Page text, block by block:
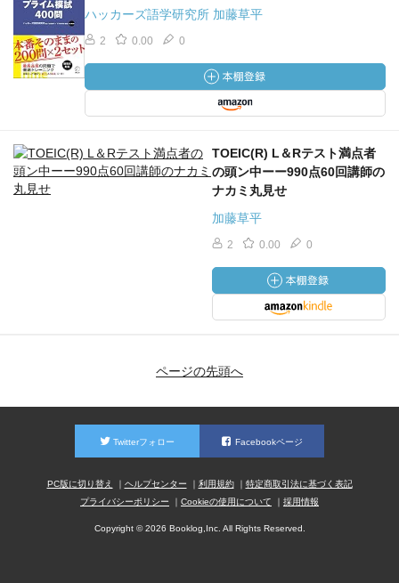
ハッカーズ語学研究所 加藤草平
2 0.00 0
TOEIC(R) L＆Rテスト満点者
の頭ン中ーー990点60回講師の
ナカミ丸見せ
加藤草平
2 0.00 0
ページの先頭へ
Twitterフォロー Facebookページ
PC版に切り替え ヘルプセンター 利用規約
特定商取引法に基づく表記
プライバシーポリシー
Cookieの使用について 採用情報
Copyright © 2026 Booklog,Inc. All Rights Reserved.